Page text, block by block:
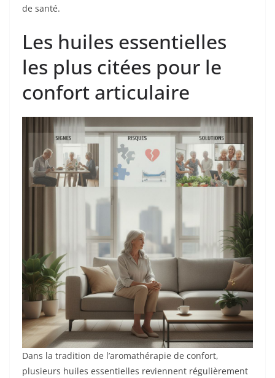
de santé.
Les huiles essentielles
les plus citées pour le
confort articulaire
Dans la tradition de l’aromathérapie de confort,
plusieurs huiles essentielles reviennent régulièrement